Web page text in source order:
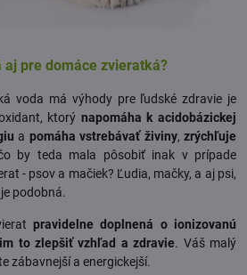
pre domáce zvieratká?
voda má výhody pre ľudské zdravie je
ktorý napomáha k acidobázickej
a pomáha vstrebávať živiny,zrýchľuje
by teda mala pôsobiť inak v prípade
- psov a mačiek? Ľudia, mačky, a aj psi,
podobná.
pravidelne doplnená o ionizovanú
to zlepšiť vzhľad a zdravie. Váš malý
zábavnejší a energickejší.